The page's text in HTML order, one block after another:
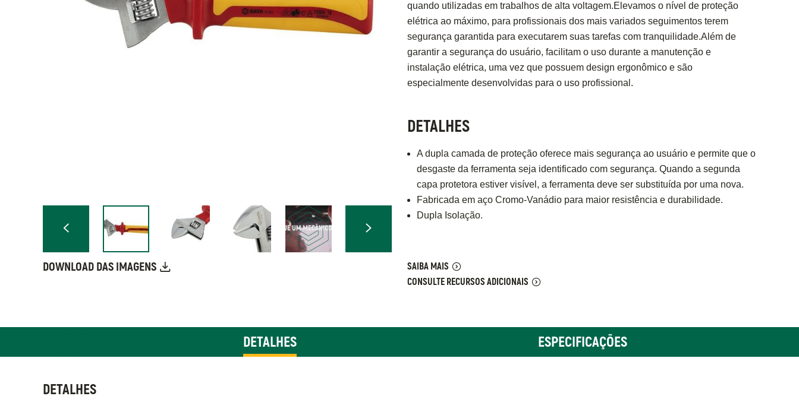
DOWNLOAD DAS IMAGENS
quando utilizadas em trabalhos de alta voltagem.Elevamos o nível de proteção
elétrica ao máximo, para profissionais dos mais variados seguimentos terem
segurança garantida para executarem suas tarefas com tranquilidade.Além de
garantir a segurança do usuário, facilitam o uso durante a manutenção e
instalação elétrica, uma vez que possuem design ergonômico e são
especialmente desenvolvidas para o uso profissional.
DETALHES
A dupla camada de proteção oferece mais segurança ao usuário e permite que o
desgaste da ferramenta seja identificado com segurança. Quando a segunda
capa protetora estiver visível, a ferramenta deve ser substituída por uma nova.
Fabricada em aço Cromo-Vanádio para maior resistência e durabilidade.
Dupla Isolação.
SAIBA MAIS
CONSULTE RECURSOS ADICIONAIS
DETALHES ESPECIFICAÇÕES
DETALHES